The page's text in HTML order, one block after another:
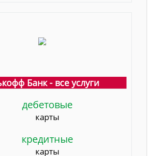
Банк - все услуги
дебетовые
карты
кредитные
карты